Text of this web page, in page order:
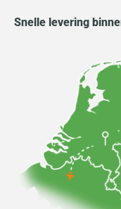
Snelle levering